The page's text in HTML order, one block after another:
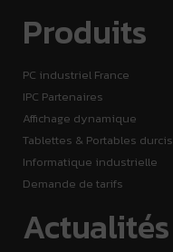
Produits
PC industriel France
IPC Partenaires
Affichage dynamique
Tablettes & Portables durcis
Informatique industrielle
Demande de tarifs
Actualités